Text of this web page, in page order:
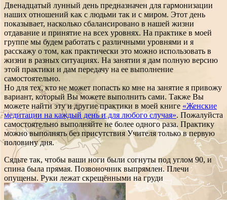
Двенадцатый лунный день предназначен для гармонизации
наших отношений как с людьми так и с миром. Этот день
показывает, насколько сбалансировано в нашей жизни
отдавание и принятие на всех уровнях. На практике в моей
группе мы будем работать с различными уровнями и я
расскажу о том, как практически это можно использовать в
жизни в разных ситуациях. На занятии я дам полную версию
этой практики и дам передачу на ее выполнение
самостоятельно.
Но для тех, кто не может попасть ко мне на занятие я привожу
вариант, который Вы можете выполнить сами. Также Вы
можете найти эту и другие практики в моей книге «Женские
медитации на каждый день и для любого случая». Пожалуйста
самостоятельно выполняйте не более одного раза. Практику
можно выполнять без присутствия Учителя только в первую
половину дня.
Сядьте так, чтобы ваши ноги были согнуты под углом 90, и
спина была прямая. Позвоночник выпрямлен. Плечи
опущены. Руки лежат скрещёнными на груди